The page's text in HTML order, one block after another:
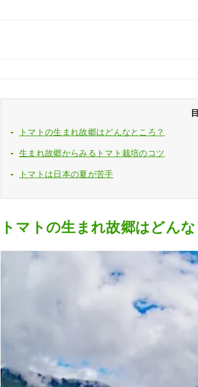
トマトの生まれ故郷はどんなところ？
生まれ故郷からみるトマト栽培のコツ
トマトは日本の夏が苦手
トマトの生まれ故郷はどん